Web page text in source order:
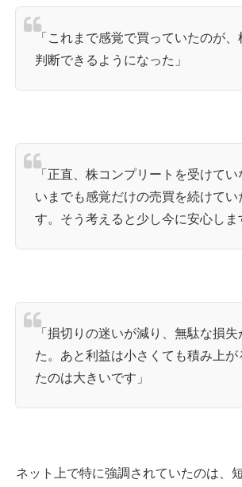
「これまで感覚で買っていたのが
判断できるようになった」
「正直、株コンプリートを受けてい
いまでも感覚だけの売買を続けてい
す。そう考えると少し今に安心しま
「損切りの迷いが減り、無駄な損失
た。あと利益は小さくても積み上が
たのは大きいです」
ネット上で特に強調されていたのは、